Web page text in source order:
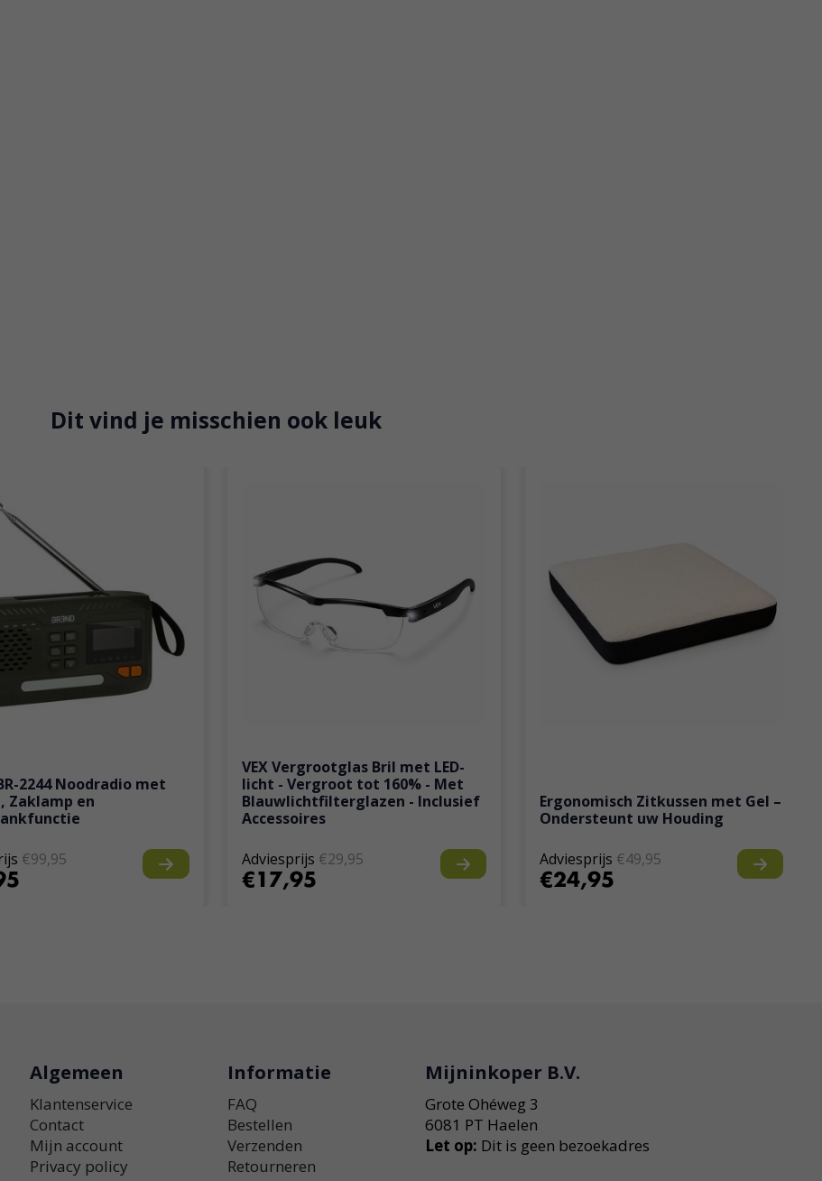
Dit vind je misschien ook leuk
2244 Noodradio met
Zaklamp en
€99,95
VEX Vergrootglas Bril met LED-
licht - Vergroot tot 160% - Met
Blauwlichtfilterglazen - Inclusief
Accessoires
Adviesprijs €29,95
€17,95
Ergonomisch Zitkussen met Gel –
Ondersteunt uw Houding
Adviesprijs €49,95
€24,95
Algemeen
Klantenservice
Contact
Mijn account
Privacy policy
Informatie
FAQ
Bestellen
Verzenden
Retourneren
Mijninkoper B.V.
Grote Ohéweg 3
6081 PT Haelen
Let op: Dit is geen bezoekadres